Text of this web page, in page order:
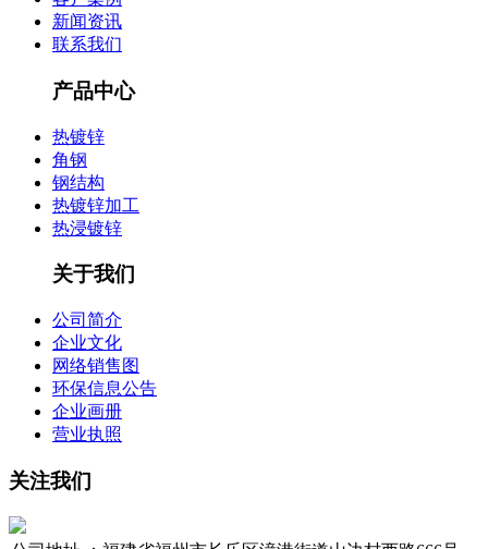
新闻资讯
联系我们
产品中心
热镀锌
角钢
钢结构
热镀锌加工
热浸镀锌
关于我们
公司简介
企业文化
网络销售图
环保信息公告
企业画册
营业执照
关注我们